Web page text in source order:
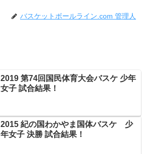
バスケットボールライン.com 管理人
2019 第74回国民体育大会バスケ 少年
女子 試合結果！
2015 紀の国わかやま国体バスケ 少
年女子 決勝 試合結果！